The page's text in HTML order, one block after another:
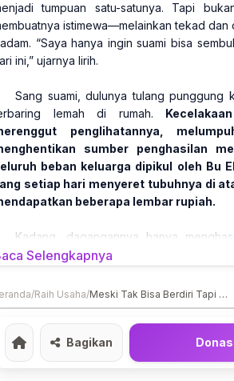
tumpuan satu-satunya. Tapi
istimewa—melainkan tekad dan
“Saya hanya ingin suami bisa
ini,” ujarnya lirih.
Sang suami, dulunya tulang punggung
lemah di rumah.
penglihatannya,
sumber penghasilan
beban keluarga dipikul oleh Bu
setiap hari menyeret tubuhnya di
beberapa lembar rupiah.
Kadang, dagangannya hanya
habis terjual. Tapi ia tak pernah
Kini, tangan-tangannya mulai
dan kapalan. Tapi ia tak berhenti.
Setiap pagi ia tetap bangun, berdoa,
Selengkapnya
/Raih Usaha/ Meski Tak Bisa Berdiri Tapi Bu Ela Tetap Melangkah
Home
Bagikan